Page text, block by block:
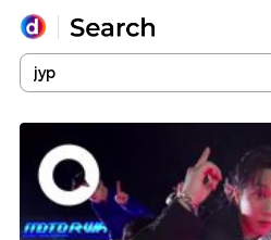
Yang sedang ramai dicari
Loading...
Promoted